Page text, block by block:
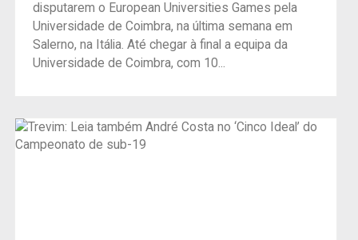
disputarem o European Universities Games pela
Universidade de Coimbra, na última semana em
Salerno, na Itália. Até chegar à final a equipa da
Universidade de Coimbra, com 10...